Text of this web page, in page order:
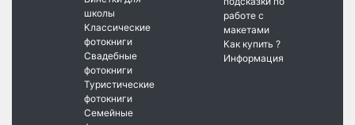
школы
Классические
фотокниги
Свадебные
фотокниги
Туристические
фотокниги
Семейные
работе с
макетами
Как купить ?
Информация